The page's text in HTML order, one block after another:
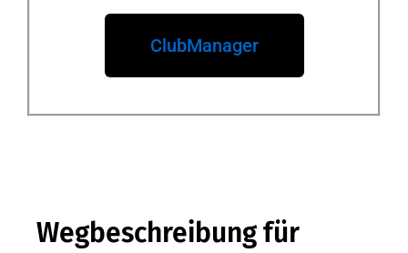
ClubManager
Wegbeschreibung für